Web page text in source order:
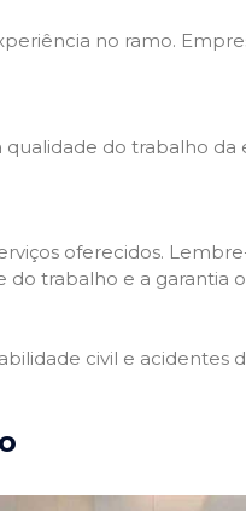
no ramo.
do trabalho da
oferecidos.
trabalho e a garantia
civil e acidentes